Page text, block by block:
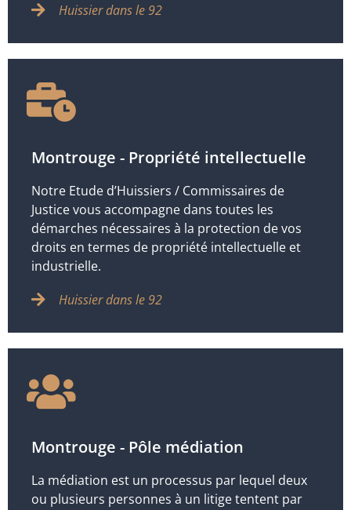
Huissier dans le 92
Montrouge - Propriété intellectuelle
Notre Etude d’Huissiers / Commissaires de
Justice vous accompagne dans toutes les
démarches nécessaires à la protection de vos
droits en termes de propriété intellectuelle et
industrielle.
Huissier dans le 92
Montrouge - Pôle médiation
La médiation est un processus par lequel deux
ou plusieurs personnes à un litige tentent par